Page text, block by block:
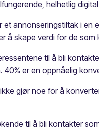
helhetlig
annonseringstiltak i
å skape verdi for de som
til å bli
er en oppnåelig
gjør noe for å
til å bli kontakter